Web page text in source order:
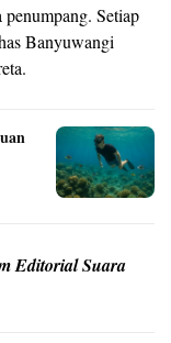
Setiap
Banyuwangi
Editorial Suara